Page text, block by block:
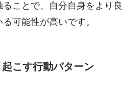
ことで、自分自身をより良
可能性が高いです。
こす行動パターン